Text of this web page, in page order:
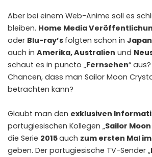
Aber bei einem Web-Anime soll es
bleiben. Home Media
oder Blu-ray’s folgten schon in Japan
auch in Amerika, Australien und
schaut es in puncto „Fernsehen“
Chancen, dass man Sailor Moon
betrachten kann?
Glaubt man den exklusiven
portugiesischen Kollegen „Sailor
die Serie 2015auch zum ersten Mal
geben. Der portugiesische TV-Sender „